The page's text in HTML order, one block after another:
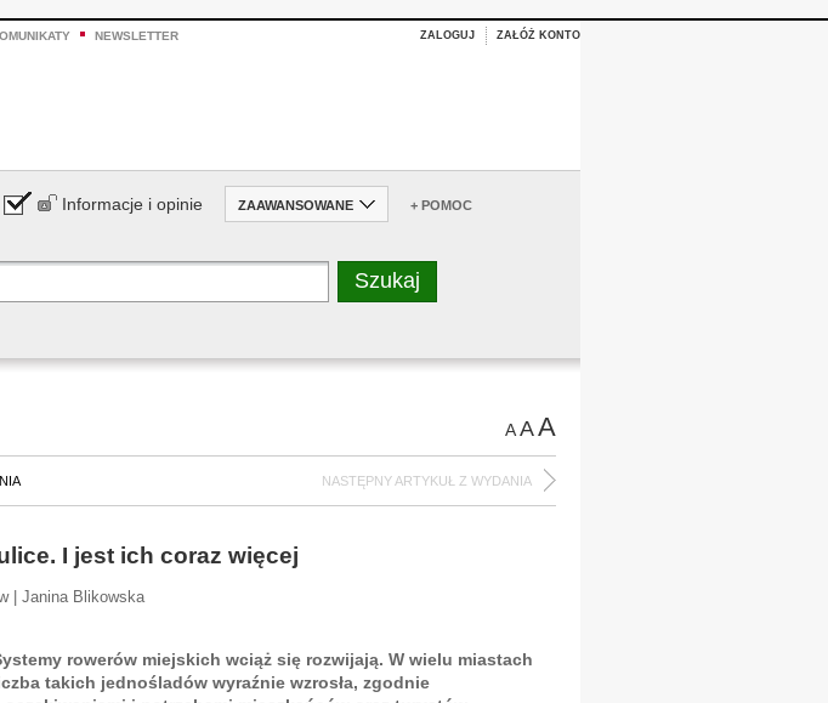
NEWSLETTER ZALOGUJ ZAŁÓŻ KONTO
Informacje i opinie ZAAWANSOWANE + POMOC
AAA
NASTĘPNY ARTYKUŁ Z WYDANIA
I jest ich coraz więcej
| Janina Blikowska
rowerów miejskich wciąż się rozwijają. W wielu miastach
takich jednośladów wyraźnie wzrosła, zgodnie